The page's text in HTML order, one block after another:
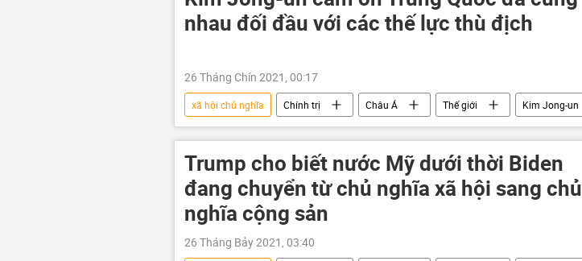
nhau đối đầu với các thế lực thù địch
26 Tháng Chín 2021, 00:17
xã hội chủ nghĩa Chính trị Châu Á Thế giới
Kim Jong-un
Tập Cận Bình
Trung Quốc
Trump cho biết nước Mỹ dưới thời Biden
đang chuyển từ chủ nghĩa xã hội sang chủ
nghĩa cộng sản
26 Tháng Bảy 2021, 03:40